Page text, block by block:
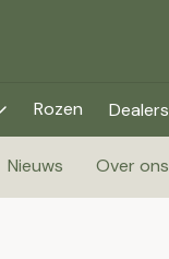
Rozen Dealers
Nieuws Over ons